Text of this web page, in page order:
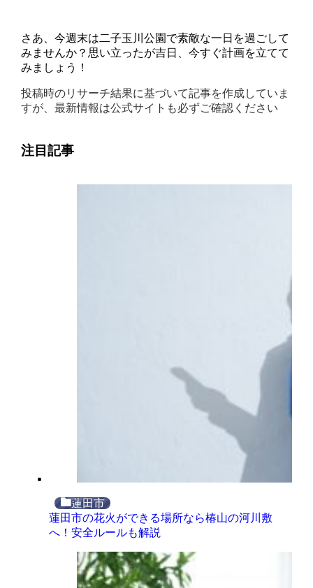
さあ、今週末は二子玉川公園で素敵な一日を過ごして
みませんか？思い立ったが吉日、今すぐ計画を立てて
みましょう！
投稿時のリサーチ結果に基づいて記事を作成していま
すが、最新情報は公式サイトも必ずご確認ください
注目記事
蓮田市
蓮田市の花火ができる場所なら椿山の河川敷
へ！安全ルールも解説